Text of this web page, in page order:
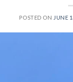
POSTED ON JUNE